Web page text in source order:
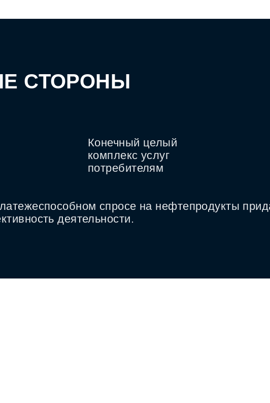
СТОРОНЫ
Конечный целый
комплекс услуг
потребителям
спросе на нефтепродукты
деятельности.